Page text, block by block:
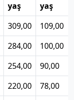
yaş
yaş
309,00
109,00
284,00
100,00
254,00
90,00
220,00
78,00